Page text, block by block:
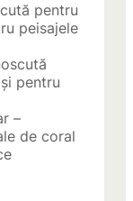
pentru
peisajele
pentru
–
de coral